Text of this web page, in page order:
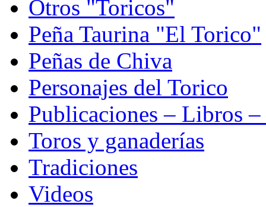
Otros "Toricos"
Peña Taurina "El Torico"
Peñas de Chiva
Personajes del Torico
Publicaciones – Libros –
Toros y ganaderías
Tradiciones
Videos